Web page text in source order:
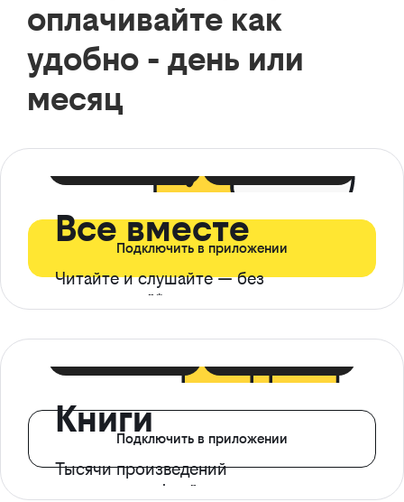
оплачивайте как
удобно - день или
месяц
Все вместе
Читайте и слушайте — без
ограничений*
Подключить в приложении
Книги
Тысячи произведений
с доступом офлайн
Подключить в приложении